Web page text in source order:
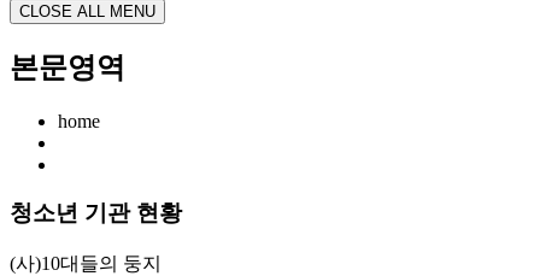
CLOSE ALL MENU
본문영역
home
청소년 기관 현황
(사)10대들의 둥지